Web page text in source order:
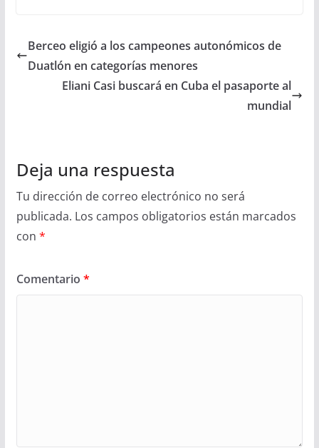
Berceo eligió a los campeones autonómicos de
Duatlón en categorías menores
Eliani Casi buscará en Cuba el pasaporte al
mundial
Deja una respuesta
Tu dirección de correo electrónico no será
publicada. Los campos obligatorios están marcados
con *
Comentario *